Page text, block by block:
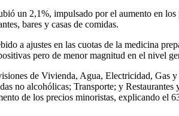
un 2,1%, impulsado por el aumento en los
bares y casas de comidas.
a ajustes en las cuotas de la medicina
pero de menor magnitud en el nivel
de Vivienda, Agua, Electricidad, Gas y
no alcohólicas; Transporte; y Restaurantes
de los precios minoristas, explicando el